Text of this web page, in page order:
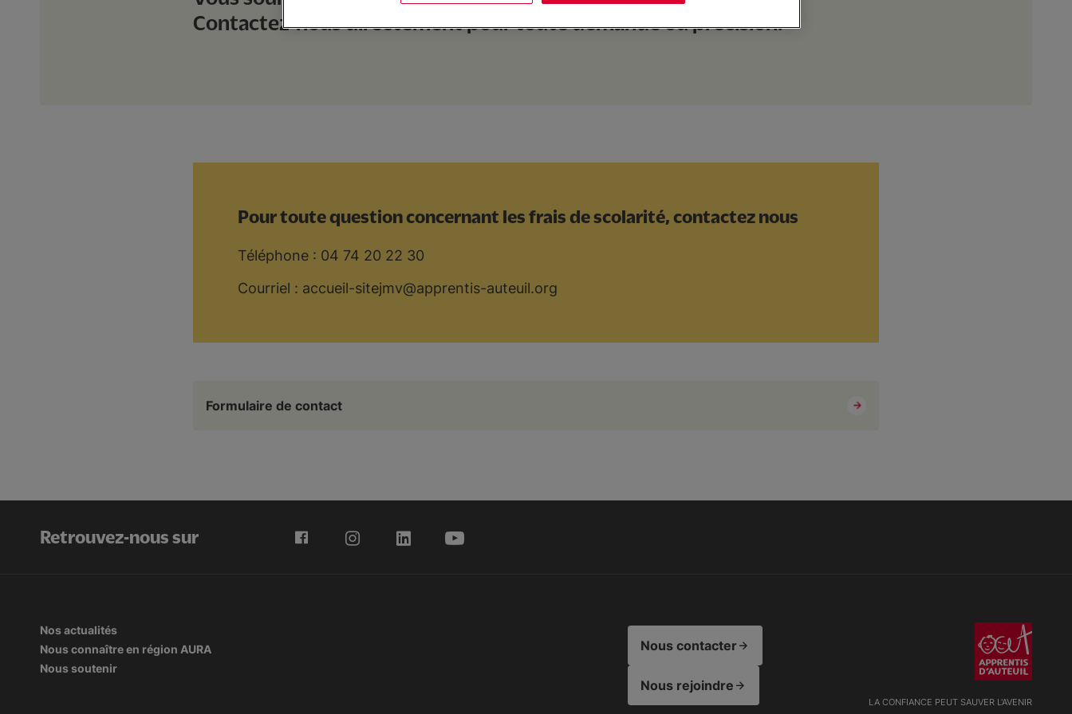
Contactez-nous directement pour toute demande ou précision.
Pour toute question concernant les frais de scolarité, contactez nous
Téléphone : 04 74 20 22 30
Courriel : accueil-sitejmv@apprentis-auteuil.org
Formulaire de contact
Retrouvez-nous sur
Nos actualités
Nous connaître en région AURA
Nous soutenir
Nous contacter
Nous rejoindre
LA CONFIANCE PEUT SAUVER L'AVENIR